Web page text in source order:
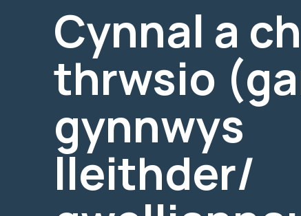
Cynnal a
thrwsio
gynnwys
lleithder/